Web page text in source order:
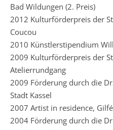
Bad Wildungen (2. Preis)
2012 Kulturförderpreis der
Coucou
2010 Künstlerstipendium
2009 Kulturförderpreis der
Atelierrundgang
2009 Förderung durch die
Stadt Kassel
2007 Artist in residence,
2004 Förderung durch die